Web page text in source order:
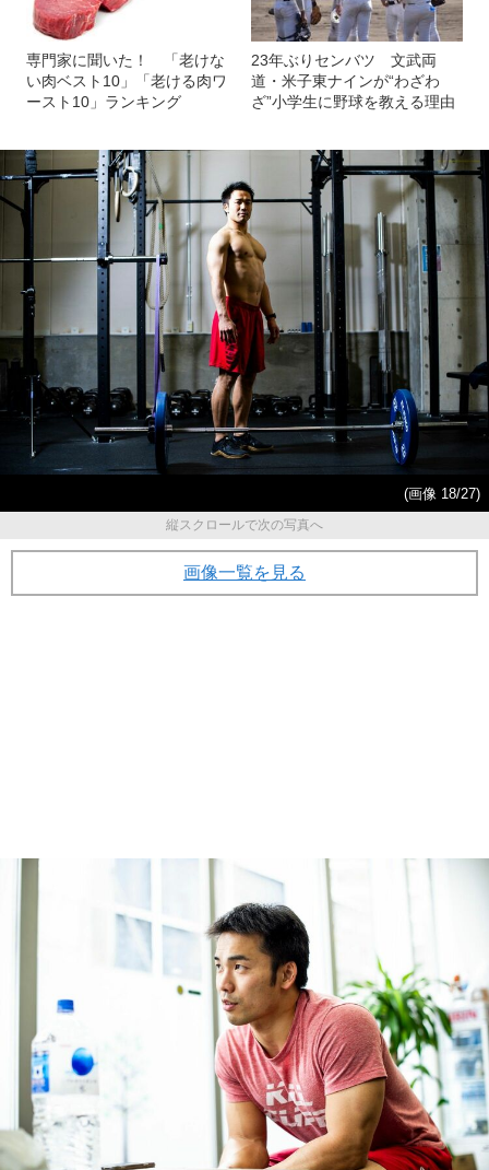
専門家に聞いた！ 「老けな
い肉ベスト10」「老ける肉ワ
ースト10」ランキング
23年ぶりセンバツ 文武両
道・米子東ナインが“わざわ
ざ”小学生に野球を教える理由
(画像 18/27)
縦スクロールで次の写真へ
画像一覧を見る